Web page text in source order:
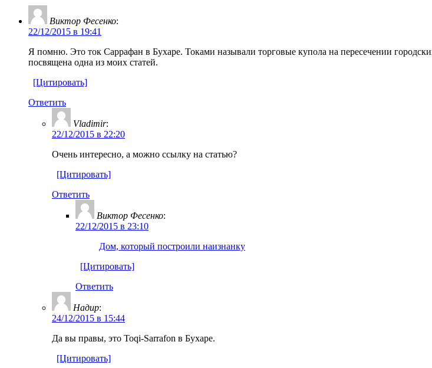
Виктор Фесенко:
22/12/2015 в 19:41
Я помню. Это ток Саррафан в Бухаре. Токами называли торговые купола на пересечении
посвящена одна из моих статей.
[Цитировать]
Ответить
Vladimir:
22/12/2015 в 22:20
Очень интересно, а можно ссылку на статью?
[Цитировать]
Ответить
Виктор Фесенко:
22/12/2015 в 23:10
Дом, который построили наизнанку
[Цитировать]
Ответить
Надир:
24/12/2015 в 15:44
Да вы правы, это Toqi-Sarrafon в Бухаре.
[Цитировать]